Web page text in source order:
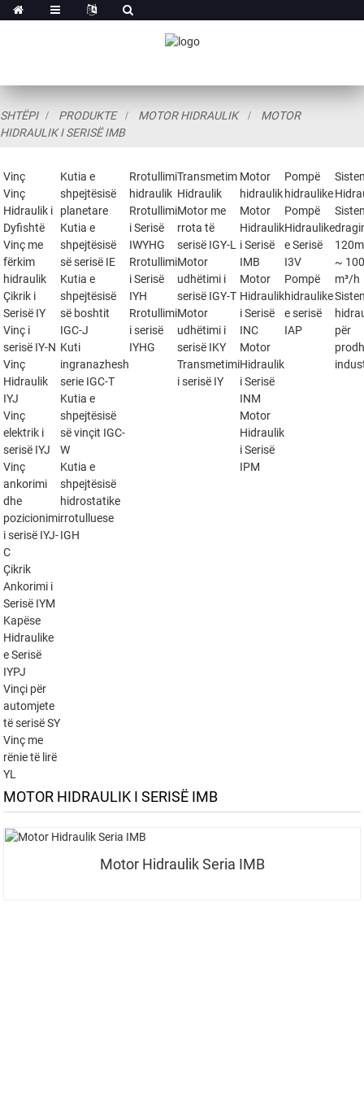
SHTËPI PRODUKTE MOTOR HIDRAULIK
MOTOR
HIDRAULIK I SERISË IMB
Vinç
Vinç
Hidraulik i
Dyfishtë
Vinç me
fërkim
hidraulik
Çikrik i
Serisë IY
Vinç i
serisë IY-N
Vinç
Hidraulik
IYJ
Vinç
elektrik i
serisë IYJ
Vinç
ankorimi
dhe
pozicionimi
i serisë IYJ-
C
Çikrik
Ankorimi i
Serisë IYM
Kapëse
Hidraulike
e Serisë
IYPJ
Vinçi për
automjete
të serisë SY
Vinç me
rënie të lirë
YL
Kutia e
shpejtësisë
planetare
Kutia e
shpejtësisë
së serisë IE
Kutia e
shpejtësisë
së boshtit
IGC-J
Kuti
ingranazhesh
serie IGC-T
Kutia e
shpejtësisë
së vinçit IGC-
W
Kutia e
shpejtësisë
hidrostatike
rrotulluese
IGH
Rrotullimi
hidraulik
Rrotullimi
i Serisë
IWYHG
Rrotullimi
i Serisë
IYH
Rrotullimi
i serisë
IYHG
Transmetim
Hidraulik
Motor me
rrota të
serisë IGY-L
Motor
udhëtimi i
serisë IGY-T
Motor
udhëtimi i
serisë IKY
Transmetimi
i serisë IY
Motor
hidraulik
Motor
Hidraulik
i Serisë
IMB
Motor
Hidraulik
i Serisë
INC
Motor
Hidraulik
i Serisë
INM
Motor
Hidraulik
i Serisë
IPM
Pompë
hidraulike
Pompë
Hidraulike
e Serisë
I3V
Pompë
hidraulike
e serisë
IAP
~
m³/h
për
MOTOR HIDRAULIK I SERISË IMB
Motor Hidraulik Seria IMB